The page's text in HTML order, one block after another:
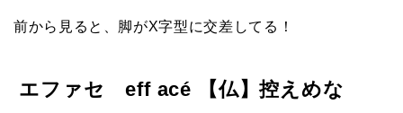
前から見ると、脚がX字型に交差してる！
エファセ eff acé 【仏】控えめな